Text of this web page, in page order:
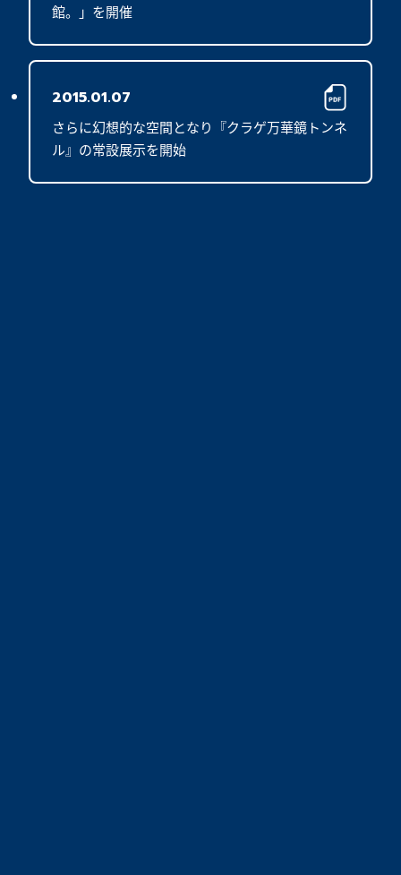
館。」を開催
2015.01.07
さらに幻想的な空間となり『クラゲ万華鏡トンネ
ル』の常設展示を開始